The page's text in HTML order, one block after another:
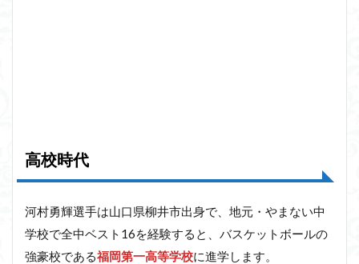
高校時代
河村勇輝選手は山口県柳井市出身で、地元・やまない中
学校で全中ベスト16を経験すると、バスケットボールの
強豪校である福岡第一高等学校に進学します。